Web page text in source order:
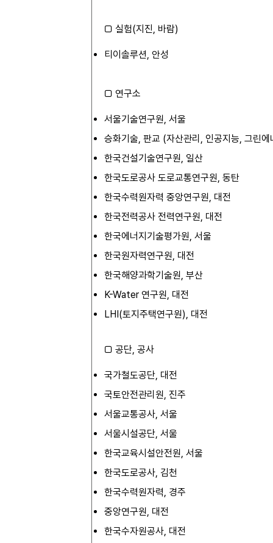
□ 실험(지진, 바람)
티이솔루션, 안성
□ 연구소
서울기술연구원, 서울
승화기술, 판교 (자산관리, 인공지능, 그린
한국건설기술연구원, 일산
한국도로공사 도로교통연구원, 동탄
한국수력원자력 중앙연구원, 대전
한국전력공사 전력연구원, 대전
한국에너지기술평가원, 서울
한국원자력연구원, 대전
한국해양과학기술원, 부산
K-Water 연구원, 대전
LHI(토지주택연구원), 대전
□ 공단, 공사
국가철도공단, 대전
국토안전관리원, 진주
서울교통공사, 서울
서울시설공단, 서울
한국교육시설안전원, 서울
한국도로공사, 김천
한국수력원자력, 경주
중앙연구원, 대전
한국수자원공사, 대전